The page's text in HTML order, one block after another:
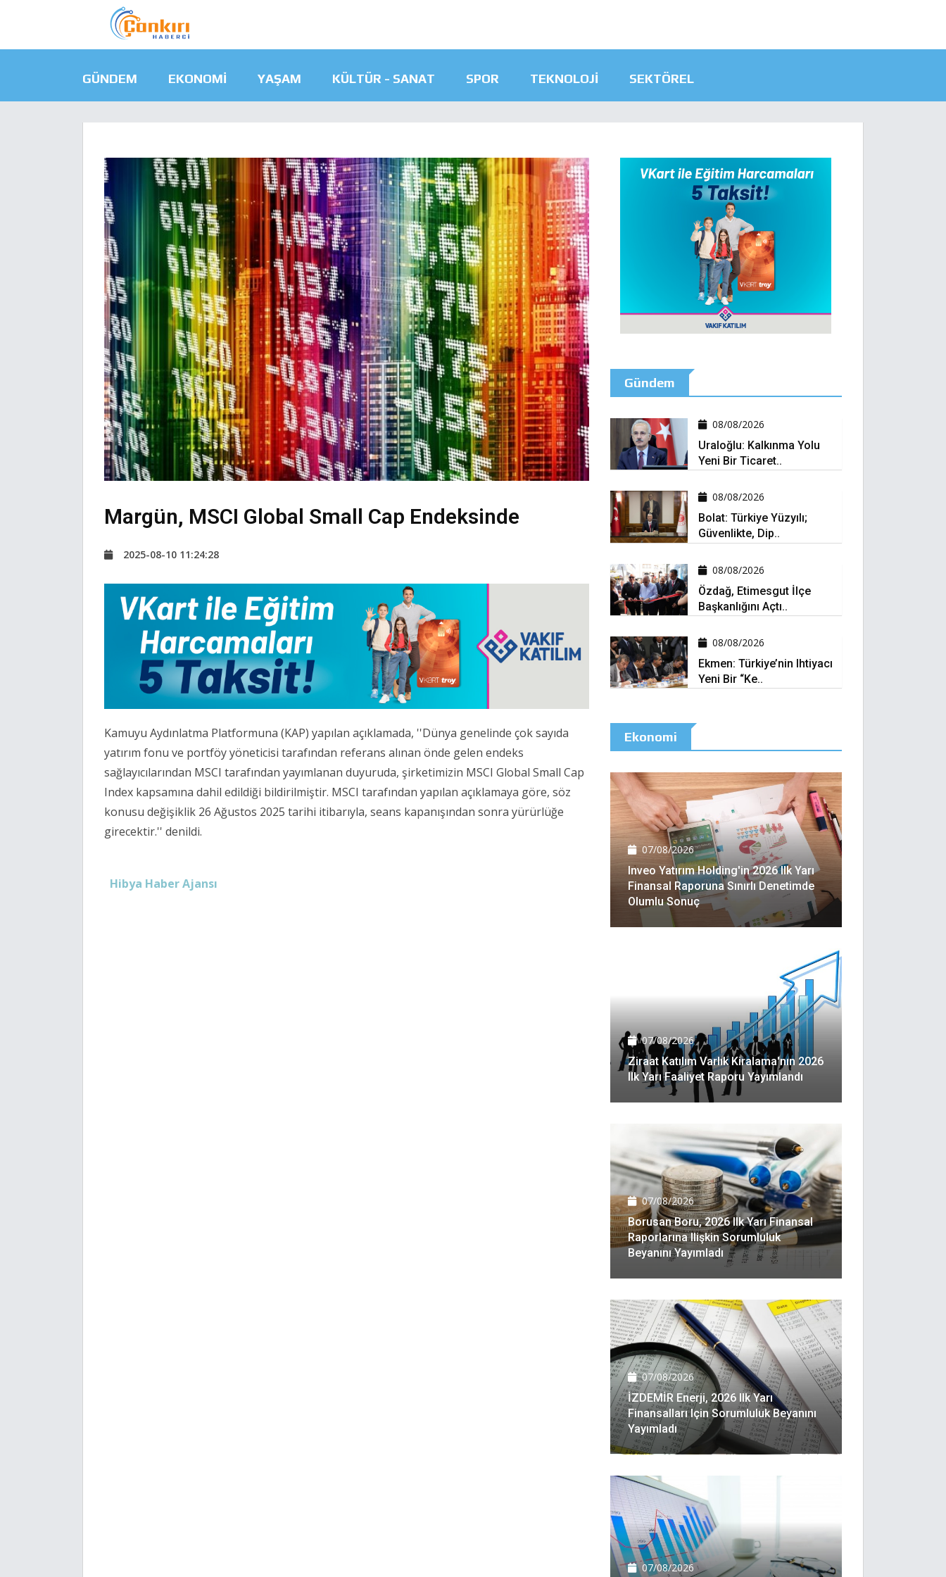
GÜNDEM EKONOMI YAŞAM KÜLTÜR - SANAT SPOR TEKNOLOJI SEKTÖREL
Margün, MSCI Global Small Cap Endeksinde
2025-08-10 11:24:28
Kamuyu Aydınlatma Platformuna (KAP) yapılan açıklamada, ''Dünya genelinde çok sayıda
yatırım fonu ve portföy yöneticisi tarafından referans alınan önde gelen endeks
sağlayıcılarından MSCI tarafından yayımlanan duyuruda, şirketimizin MSCI Global Small Cap
Index kapsamına dahil edildiği bildirilmiştir. MSCI tarafından yapılan açıklamaya göre, söz
konusu değişiklik 26 Ağustos 2025 tarihi itibarıyla, seans kapanışından sonra yürürlüğe
girecektir.'' denildi.
Hibya Haber Ajansı
Gündem
08/08/2026
Uraloğlu: Kalkınma Yolu
Yeni Bir Ticaret..
08/08/2026
Bolat: Türkiye Yüzyılı;
Güvenlikte, Dip..
08/08/2026
Özdağ, Etimesgut İlçe
Başkanlığını Açtı..
08/08/2026
Ekmen: Türkiye’nin Ihtiyacı
Yeni Bir “ke..
Ekonomi
07/08/2026
Inveo Yatırım Holding'in 2026 Ilk Yarı
Finansal Raporuna Sınırlı Denetimde
Olumlu Sonuç
07/08/2026
Ziraat Katılım Varlık Kiralama'nın 2026
Ilk Yarı Faaliyet Raporu Yayımlandı
07/08/2026
Borusan Boru, 2026 Ilk Yarı Finansal
Raporlarına Ilişkin Sorumluluk
Beyanını Yayımladı
07/08/2026
İZDEMİR Enerji, 2026 Ilk Yarı
Finansalları Için Sorumluluk Beyanını
Yayımladı
07/08/2026